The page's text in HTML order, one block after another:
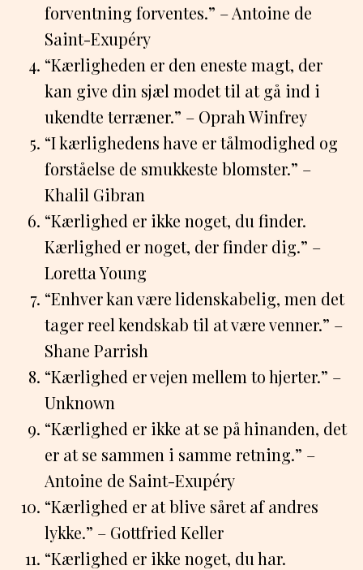
forventning forventes.” – Antoine de
Saint-Exupéry
“Kærligheden er den eneste magt, der
kan give din sjæl modet til at gå ind i
ukendte terræner.” – Oprah Winfrey
“I kærlighedens have er tålmodighed og
forståelse de smukkeste blomster.” –
Khalil Gibran
“Kærlighed er ikke noget, du finder.
Kærlighed er noget, der finder dig.” –
Loretta Young
“Enhver kan være lidenskabelig, men det
tager reel kendskab til at være venner.” –
Shane Parrish
“Kærlighed er vejen mellem to hjerter.” –
Unknown
“Kærlighed er ikke at se på hinanden, det
er at se sammen i samme retning.” –
Antoine de Saint-Exupéry
“Kærlighed er at blive såret af andres
lykke.” – Gottfried Keller
“Kærlighed er ikke noget, du har.